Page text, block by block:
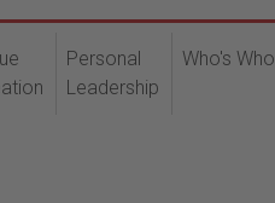
Personal
Leadership
Who's Who